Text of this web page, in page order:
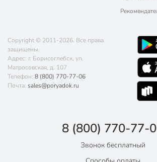
Copyright © 2011-2026. Все права
защищены.
Адрес: г. Борисоглебск, ул.
Матросовская, д. 107
Телефон: 8 (800) 770-77-06
Почта: sales@poryadok.ru
8 (800) 770-77-
Звонок бесплатный